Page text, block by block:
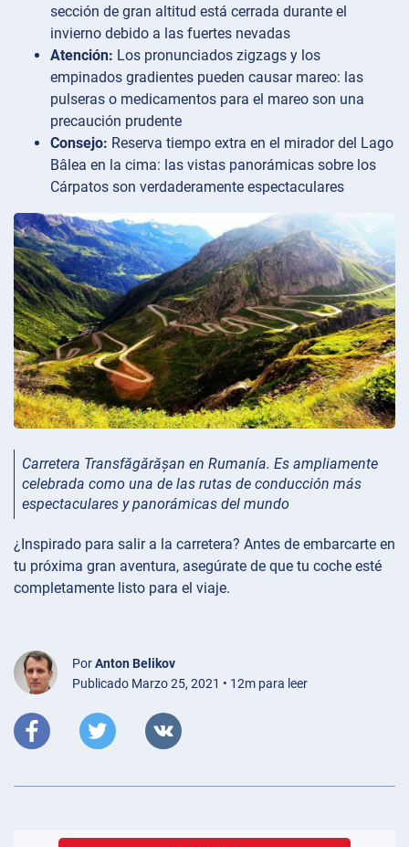
sección de gran altitud está cerrada durante el
invierno debido a las fuertes nevadas
Atención: Los pronunciados zigzags y los
empinados gradientes pueden causar mareo: las
pulseras o medicamentos para el mareo son una
precaución prudente
Consejo: Reserva tiempo extra en el mirador del Lago
Bâlea en la cima: las vistas panorámicas sobre los
Cárpatos son verdaderamente espectaculares
Carretera Transfăgărășan en Rumanía. Es ampliamente
celebrada como una de las rutas de conducción más
espectaculares y panorámicas del mundo
¿Inspirado para salir a la carretera? Antes de embarcarte en
tu próxima gran aventura, asegúrate de que tu coche esté
completamente listo para el viaje.
PorAnton Belikov
Publicado Marzo 25, 2021 • 12m para leer